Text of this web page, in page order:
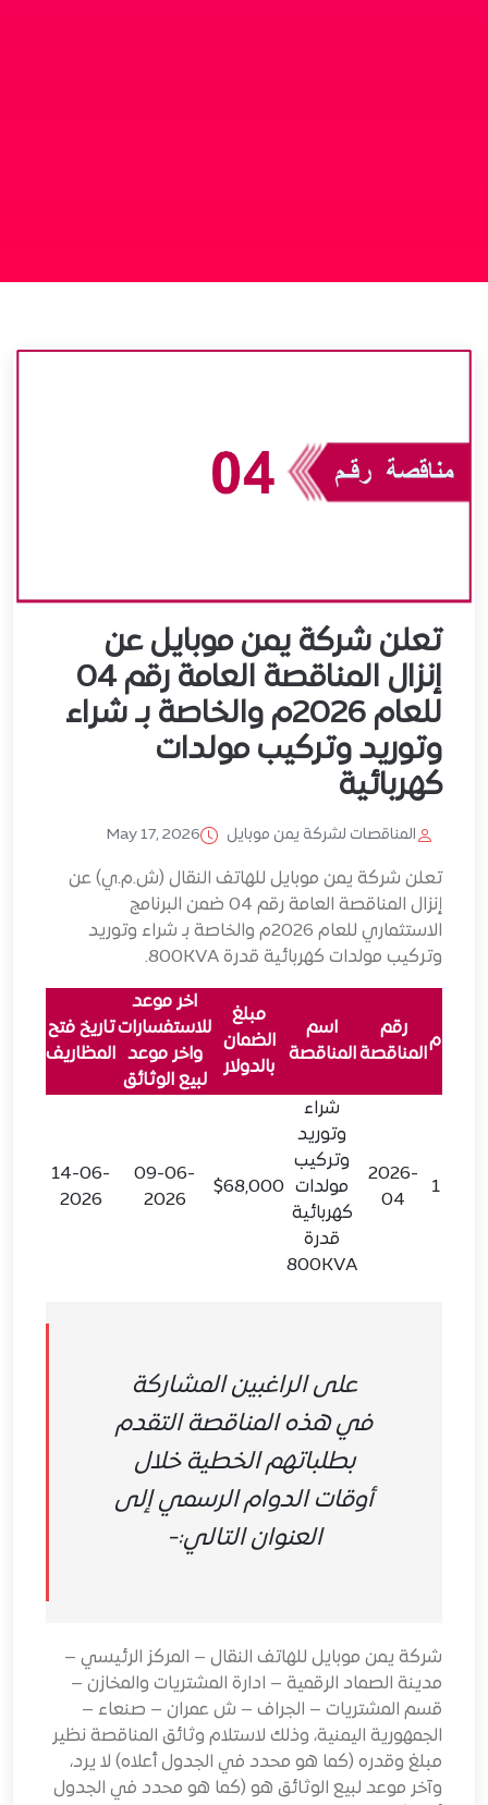
تعلن شركة يمن موبايل عن
إنزال المناقصة العامة رقم 04
للعام 2026م والخاصة بـ شراء
وتوريد وتركيب مولدات
كهربائية
المناقصات لشركة يمن موبايل May 17, 2026
تعلن شركة يمن موبايل للهاتف النقال (ش.م.ي) عن
إنزال المناقصة العامة رقم 04 ضمن البرنامج
الاستثماري للعام 2026م والخاصة بـ شراء وتوريد
وتركيب مولدات كهربائية قدرة 800KVA.
م
رقم
المناقصة
اسم
المناقصة
مبلغ
الضمان
بالدولار
اخر موعد
للاستفسارات
واخر موعد
لبيع الوثائق
تاريخ فتح
المظاريف
1
2026-
04
شراء
وتوريد
وتركيب
مولدات
كهربائية
قدرة
800KVA
$68,000
09-06-
2026
14-06-
2026
على الراغبين المشاركة
في هذه المناقصة التقدم
بطلباتهم الخطية خلال
أوقات الدوام الرسمي إلى
العنوان التالي:-
شركة يمن موبايل للهاتف النقال – المركز الرئيسي –
مدينة الصماد الرقمية – ادارة المشتريات والمخازن –
قسم المشتريات – الجراف – ش عمران – صنعاء –
الجمهورية اليمنية، وذلك لاستلام وثائق المناقصة نظير
مبلغ وقدره (كما هو محدد في الجدول أعلاه) لا يرد،
وآخر موعد لبيع الوثائق هو (كما هو محدد في الجدول